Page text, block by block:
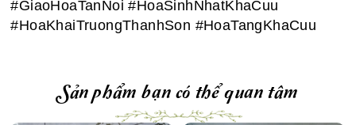
#GiaoHoaTanNoi #HoaSinhNhatKhaCuu
#HoaKhaiTruongThanhSon #HoaTangKhaCuu
Sản phẩm bạn có thể quan tâm